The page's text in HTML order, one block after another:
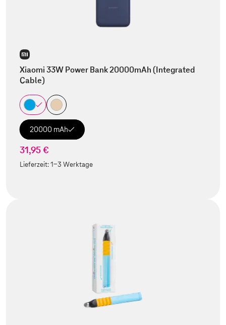
Xiaomi 33W Power Bank 20000mAh (Integrated
Cable)
20000 mAh
31,95 €
Lieferzeit:1-3 Werktage